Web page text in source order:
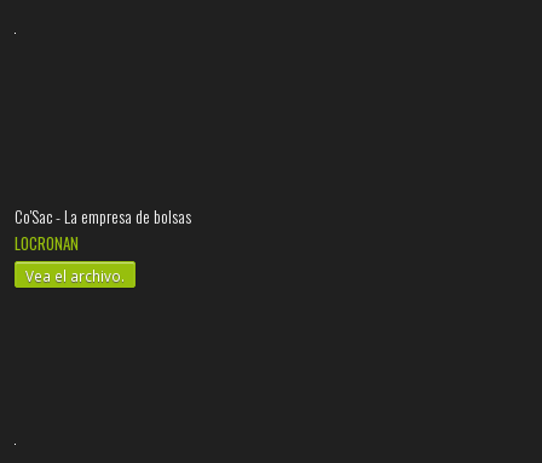
Co'Sac - La empresa de bolsas
LOCRONAN
Vea el archivo.